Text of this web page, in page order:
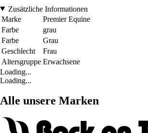
Zusätzliche Informationen
Marke
Premier Equine
Farbe
grau
Farbe
Grau
Geschlecht
Frau
Altersgruppe Erwachsene
Loading...
Loading...
Alle unsere Marken